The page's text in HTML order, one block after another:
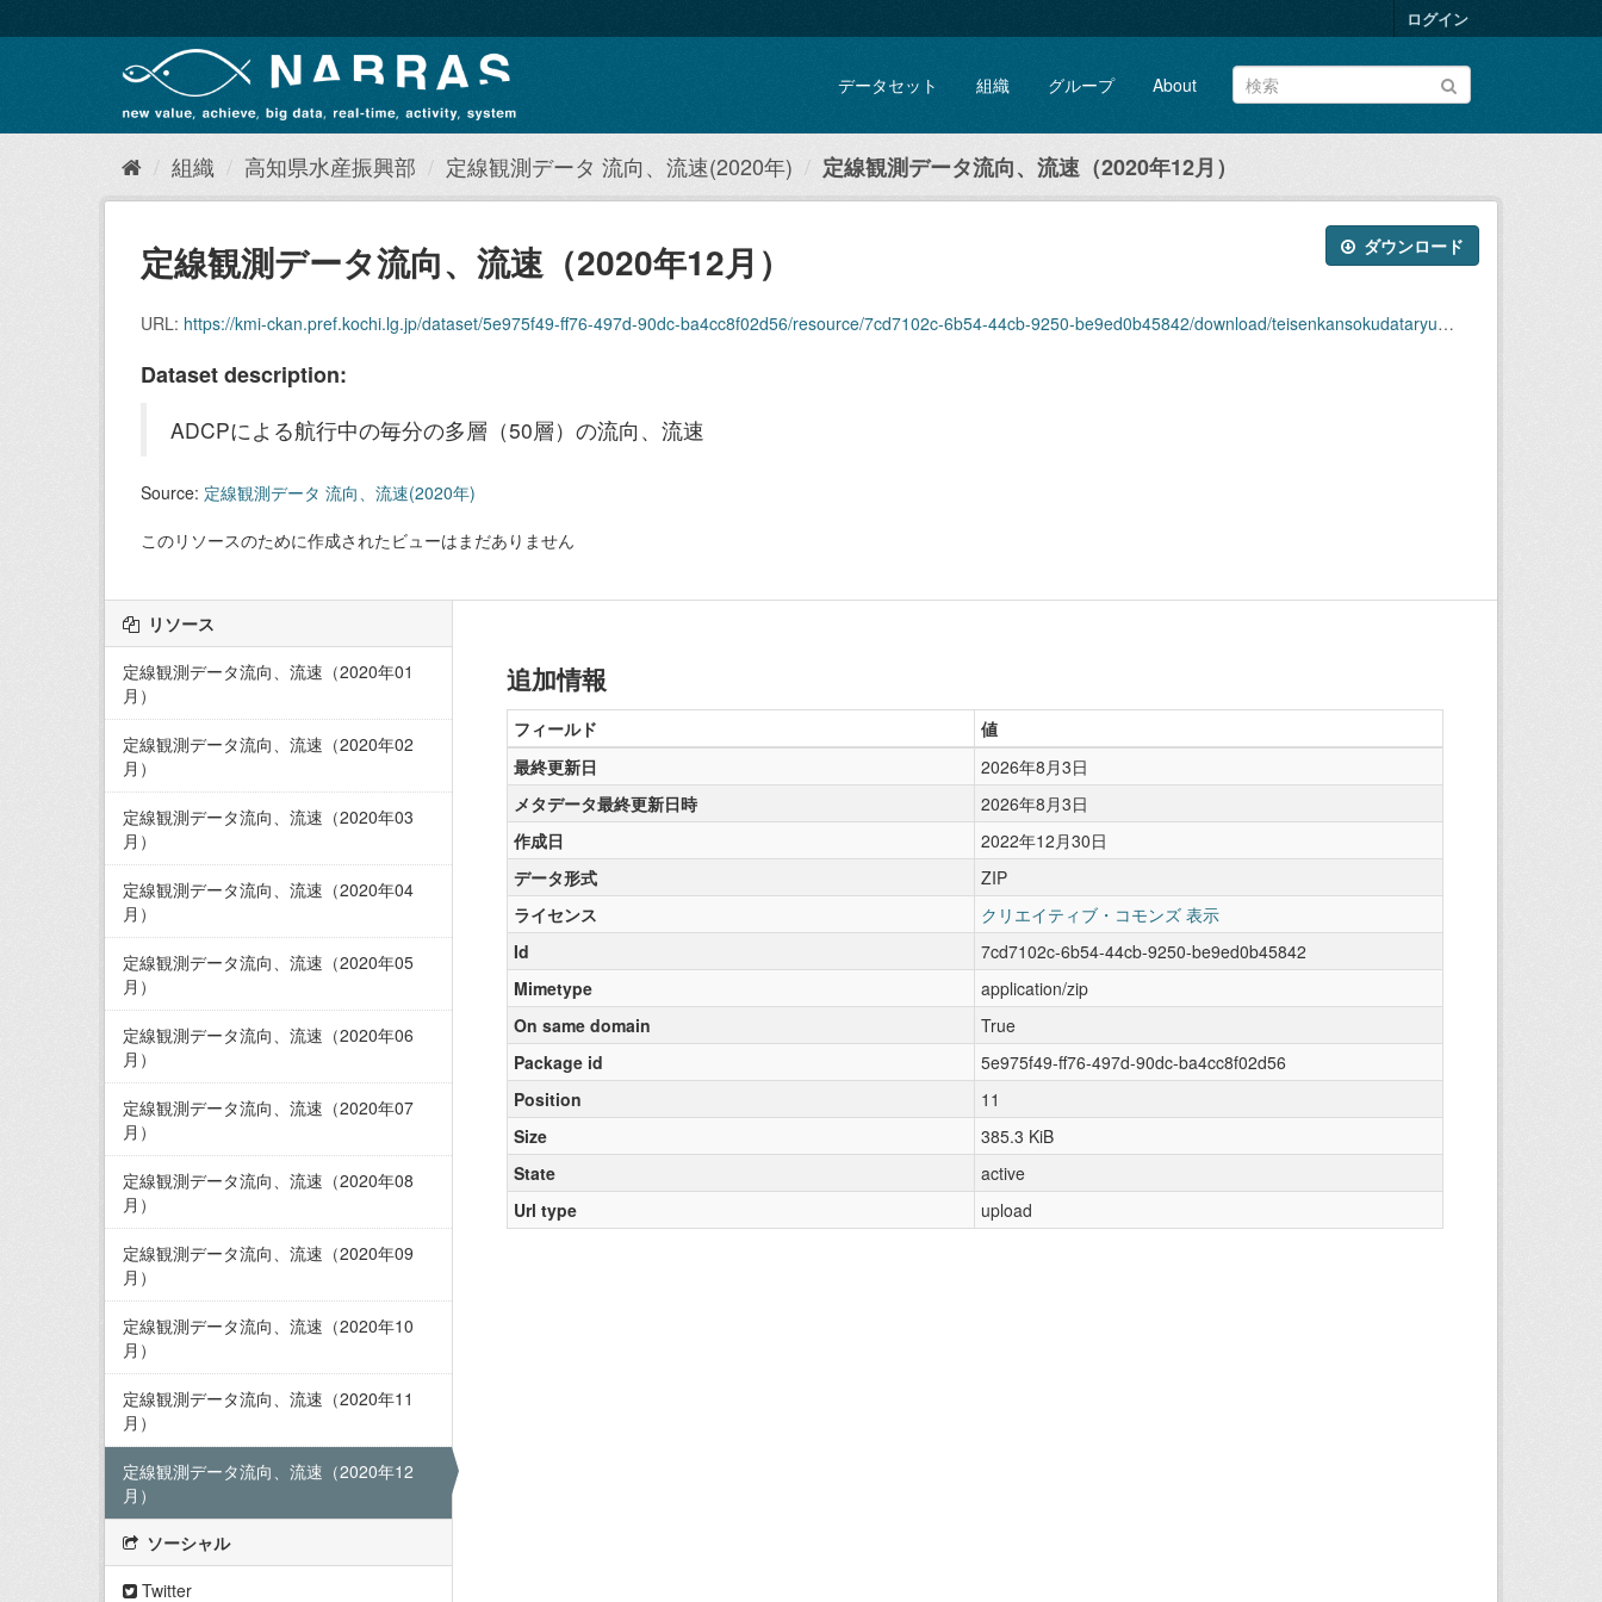
キ
て
ログイン
データセット 組織 グループ About
組織 高知県水産振興部 定線観測データ 流向、流速(2020年) 定線観測データ流向、流速（2020年12月）
ダウンロード
定線観測データ流向、流速（2020年12月）
URL: https://kmi-ckan.pref.kochi.lg.jp/dataset/5e975f49-ff76-497d-90dc-ba4cc8f02d56/resource/7cd7102c-6b54-44cb-9250-be9ed0b45842/download/teisenkansokudataryuukou_ryuusoku2020-12.zip
Dataset description:
ADCPによる航行中の毎分の多層（50層）の流向、流速
Source: 定線観測データ 流向、流速(2020年)
このリソースのために作成されたビューはまだありません
リソース
定線観測データ流向、流速（2020年01
月）
定線観測データ流向、流速（2020年02
月）
定線観測データ流向、流速（2020年03
月）
定線観測データ流向、流速（2020年04
月）
定線観測データ流向、流速（2020年05
月）
定線観測データ流向、流速（2020年06
月）
定線観測データ流向、流速（2020年07
月）
定線観測データ流向、流速（2020年08
月）
定線観測データ流向、流速（2020年09
月）
定線観測データ流向、流速（2020年10
月）
定線観測データ流向、流速（2020年11
月）
定線観測データ流向、流速（2020年12
月）
ソーシャル
Twitter
追加情報
フィールド
値
最終更新日
2026年8月3日
メタデータ最終更新日時
2026年8月3日
作成日
2022年12月30日
データ形式
ZIP
ライセンス
クリエイティブ・コモンズ 表示
Id
7cd7102c-6b54-44cb-9250-be9ed0b45842
Mimetype
application/zip
On same domain
True
Package id
5e975f49-ff76-497d-90dc-ba4cc8f02d56
Position
11
Size
385.3 KiB
State
active
Url type
upload